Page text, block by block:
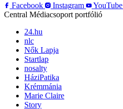
Facebook
Instagram YouTube
Central Médiacsoport portfólió
24.hu
nlc
Nők Lapja
Startlap
nosalty
HáziPatika
Krémmánia
Marie Claire
Story